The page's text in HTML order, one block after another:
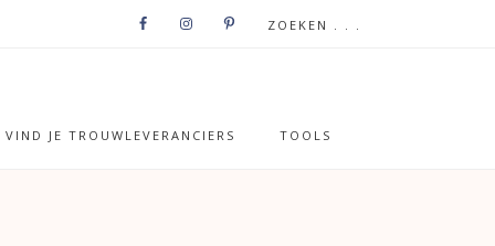
VIND JE TROUWLEVERANCIERS TOOLS